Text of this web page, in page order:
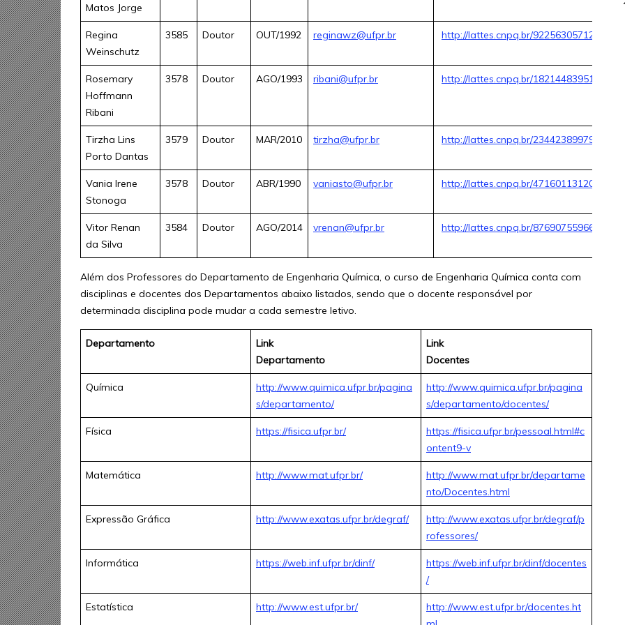
Matos Jorge
Regina
Weinschutz
3585 Doutor OUT/1992 reginawz@ufpr.br http://lattes.cnpq.br/9225630571255242
Rosemary
Hoffmann
Ribani
3578 Doutor AGO/1993 ribani@ufpr.br http://lattes.cnpq.br/1821448395139141
Tirzha Lins
Porto Dantas
3579 Doutor MAR/2010 tirzha@ufpr.br http://lattes.cnpq.br/2344238997981339
Vania Irene
Stonoga
3578 Doutor ABR/1990 vaniasto@ufpr.br http://lattes.cnpq.br/4716011312059701
Vitor Renan
da Silva
3584 Doutor AGO/2014 vrenan@ufpr.br http://lattes.cnpq.br/8769075596651792
Além dos Professores do Departamento de Engenharia Química, o curso de Engenharia Química conta com
disciplinas e docentes dos Departamentos abaixo listados, sendo que o docente responsável por
determinada disciplina pode mudar a cada semestre letivo.
Departamento
Link
Departamento
Link
Docentes
Química
http://www.quimica.ufpr.br/pagina
s/departamento/
http://www.quimica.ufpr.br/pagina
s/departamento/docentes/
Física https://fisica.ufpr.br/
https://fisica.ufpr.br/pessoal.html#c
ontent9-v
Matemática http://www.mat.ufpr.br/
http://www.mat.ufpr.br/departame
nto/Docentes.html
Expressão Gráfica http://www.exatas.ufpr.br/degraf/
http://www.exatas.ufpr.br/degraf/p
rofessores/
Informática https://web.inf.ufpr.br/dinf/
https://web.inf.ufpr.br/dinf/docentes
/
Estatística http://www.est.ufpr.br/
http://www.est.ufpr.br/docentes.ht